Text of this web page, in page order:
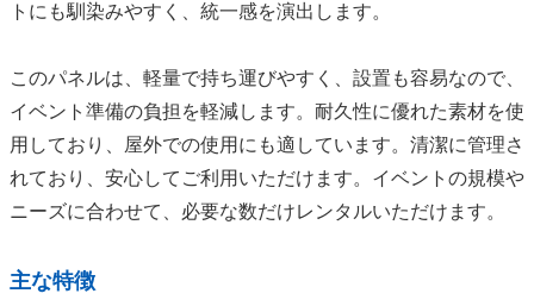
トにも馴染みやすく、統一感を演出します。
このパネルは、軽量で持ち運びやすく、設置も容易なので、
イベント準備の負担を軽減します。耐久性に優れた素材を使
用しており、屋外での使用にも適しています。清潔に管理さ
れており、安心してご利用いただけます。イベントの規模や
ニーズに合わせて、必要な数だけレンタルいただけます。
主な特徴